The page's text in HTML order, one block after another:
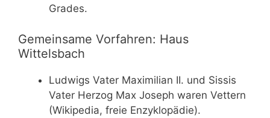
Grades.
Gemeinsame Vorfahren: Haus
Wittelsbach
Ludwigs Vater Maximilian II. und Sissis
Vater Herzog Max Joseph waren Vettern
(Wikipedia, freie Enzyklopädie).